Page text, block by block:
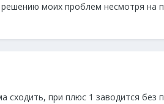
моих проблем несмотря на
при плюс 1 заводится без